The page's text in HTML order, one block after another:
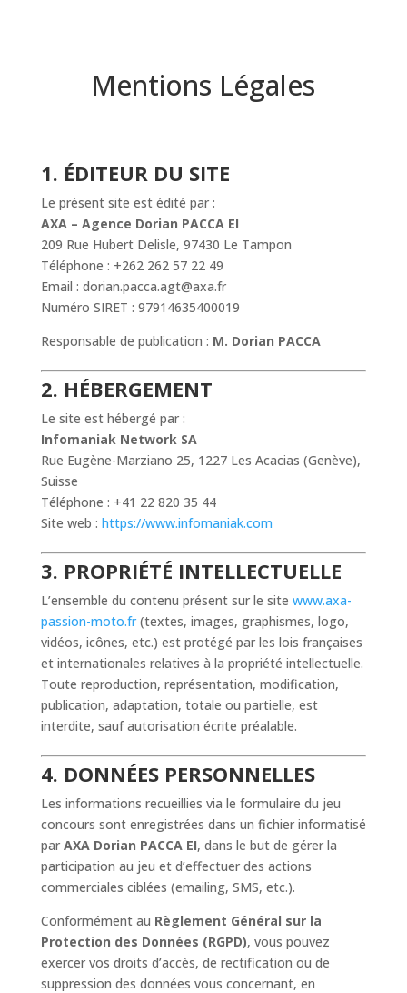
Mentions Légales
1. ÉDITEUR DU SITE
Le présent site est édité par :
AXA – Agence Dorian PACCA EI
209 Rue Hubert Delisle, 97430 Le Tampon
Téléphone : +262 262 57 22 49
Email : dorian.pacca.agt@axa.fr
Numéro SIRET : 97914635400019
Responsable de publication : M. Dorian PACCA
2. HÉBERGEMENT
Le site est hébergé par :
Infomaniak Network SA
Rue Eugène-Marziano 25, 1227 Les Acacias (Genève),
Suisse
Téléphone : +41 22 820 35 44
Site web : https://www.infomaniak.com
3. PROPRIÉTÉ INTELLECTUELLE
L’ensemble du contenu présent sur le site www.axa-
passion-moto.fr(textes, images, graphismes, logo,
vidéos, icônes, etc.) est protégé par les lois françaises
et internationales relatives à la propriété intellectuelle.
Toute reproduction, représentation, modification,
publication, adaptation, totale ou partielle, est
interdite, sauf autorisation écrite préalable.
4. DONNÉES PERSONNELLES
Les informations recueillies via le formulaire du jeu
concours sont enregistrées dans un fichier informatisé
par AXA Dorian PACCA EI, dans le but de gérer la
participation au jeu et d’effectuer des actions
commerciales ciblées (emailing, SMS, etc.).
Conformément au Règlement Général sur la
Protection des Données (RGPD), vous pouvez
exercer vos droits d’accès, de rectification ou de
suppression des données vous concernant, en